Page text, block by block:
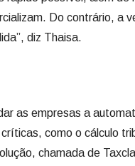
Do contrário, a
diz Thaisa.
as empresas a
como o cálculo
chamada de